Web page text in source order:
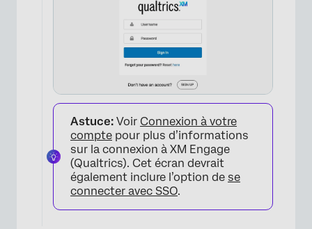
Astuce: Voir Connexion à votre
compte pour plus d’informations
sur la connexion à XM Engage
(Qualtrics). Cet écran devrait
également inclure l’option de se
connecter avec SSO.